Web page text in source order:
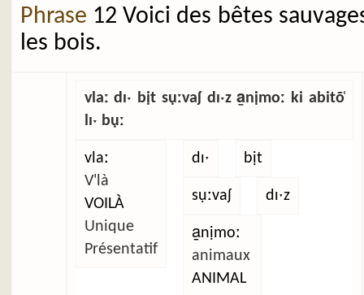
Phrase 12 Voici des bêtes
les bois.
vlaː dɪˑ bịt sụːvaʃ dɪˑz a̱nịmoː ki abitõ̜
lɪˑ bụː
vlaː
V'là
VOILÀ
Unique
Présentatif
dɪˑ bịt
sụːvaʃ dɪˑz
a̱nịmoː
animaux
ANIMAL